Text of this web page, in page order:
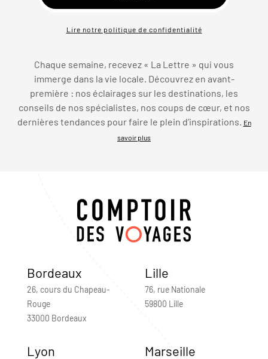
Lire notre politique de confidentialité
Chaque semaine, recevez « La Lettre » qui vous
immerge dans la vie locale. Découvrez en avant-
première : nos éclairages sur les destinations, les
conseils de nos spécialistes, nos coups de cœur, et nos
dernières tendances pour faire le plein d’inspirations.
En
savoir plus
Bordeaux
26, cours du Chapeau-
Rouge
33000 Bordeaux
Lille
76, rue Nationale
59800 Lille
Lyon Marseille